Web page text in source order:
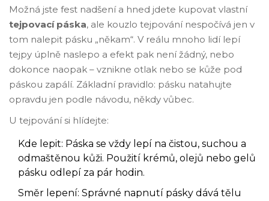
Možná jste fest nadšení a hned jdete kupovat vlastní
tejpovací páska, ale kouzlo tejpování nespočívá jen v
tom nalepit pásku „někam“. V reálu mnoho lidí lepí
tejpy úplně naslepo a efekt pak není žádný, nebo
dokonce naopak – vznikne otlak nebo se kůže pod
páskou zapálí. Základní pravidlo: pásku natahujte
opravdu jen podle návodu, někdy vůbec.
U tejpování si hlídejte:
Kde lepit: Páska se vždy lepí na čistou, suchou a
odmaštěnou kůži. Použití krémů, olejů nebo gelů
pásku odlepí za pár hodin.
Směr lepení: Správné napnutí pásky dává tělu